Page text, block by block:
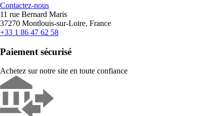
Contactez-nous
11 rue Bernard Maris
37270 Montlouis-sur-Loire, France
+33 1 86 47 62 58
Paiement sécurisé
Achetez sur notre site en toute confiance